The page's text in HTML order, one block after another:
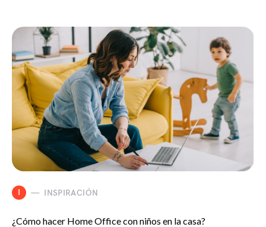
I INSPIRACIÓN
¿Cómo hacer Home Office con niños en la casa?